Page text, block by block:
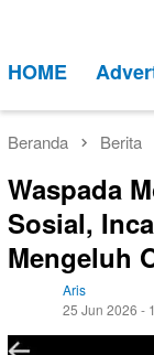
kontenMobile
HOME
Beranda Berita
Waspada
Sosial,
Mengeluh
Aris
25 Jun 2026 -